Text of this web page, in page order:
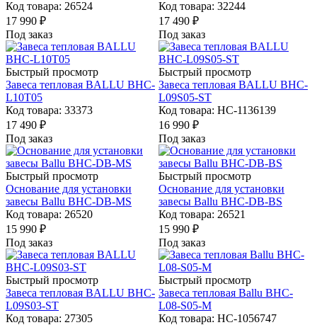
Код товара: 26524
17 990 ₽
Под заказ
Код товара: 32244
17 490 ₽
Под заказ
Быстрый просмотр
Завеса тепловая BALLU BHC-
L10T05
Код товара: 33373
17 490 ₽
Под заказ
Быстрый просмотр
Завеса тепловая BALLU BHC-
L09S05-ST
Код товара: НС-1136139
16 990 ₽
Под заказ
Быстрый просмотр
Основание для установки
завесы Ballu BHC-DB-MS
Код товара: 26520
15 990 ₽
Под заказ
Быстрый просмотр
Основание для установки
завесы Ballu BHC-DB-BS
Код товара: 26521
15 990 ₽
Под заказ
Быстрый просмотр
Завеса тепловая BALLU BHC-
L09S03-ST
Код товара: 27305
Быстрый просмотр
Завеса тепловая Ballu BHC-
L08-S05-M
Код товара: НС-1056747